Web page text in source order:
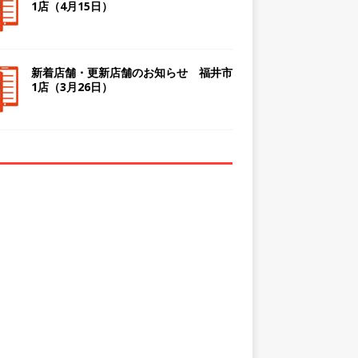
1店（4月15日）
新着店舗・更新店舗のお知らせ 福井市
1店（3月26日）